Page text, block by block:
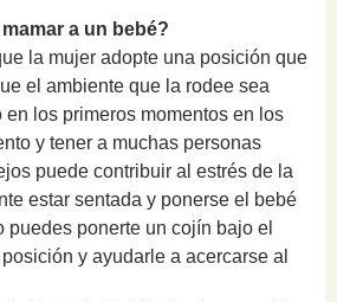
a un bebé?
la mujer adopte una posición que
el ambiente que la rodee sea
en los primeros momentos en los
y tener a muchas personas
puede contribuir al estrés de la
estar sentada y ponerse el bebé
puedes ponerte un cojín bajo el
y ayudarle a acercarse al